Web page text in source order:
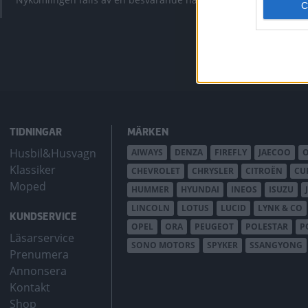
bZ4X
TIDNINGAR
Husbil&Husvagn
Klassiker
Moped
KUNDSERVICE
Läsarservice
Prenumera
Annonsera
Kontakt
Shop
MÄRKEN
AIWAYS DENZA FIREFLY JAECOO
CHEVROLET
CHRYSLER CITROËN
HUMMER
HYUNDAI INEOS ISUZU
LINCOLN
LOTUS LUCID LYNK & CO
OPEL
ORA PEUGEOT POLESTAR
SONO MOTORS
SPYKER SSANGYONG